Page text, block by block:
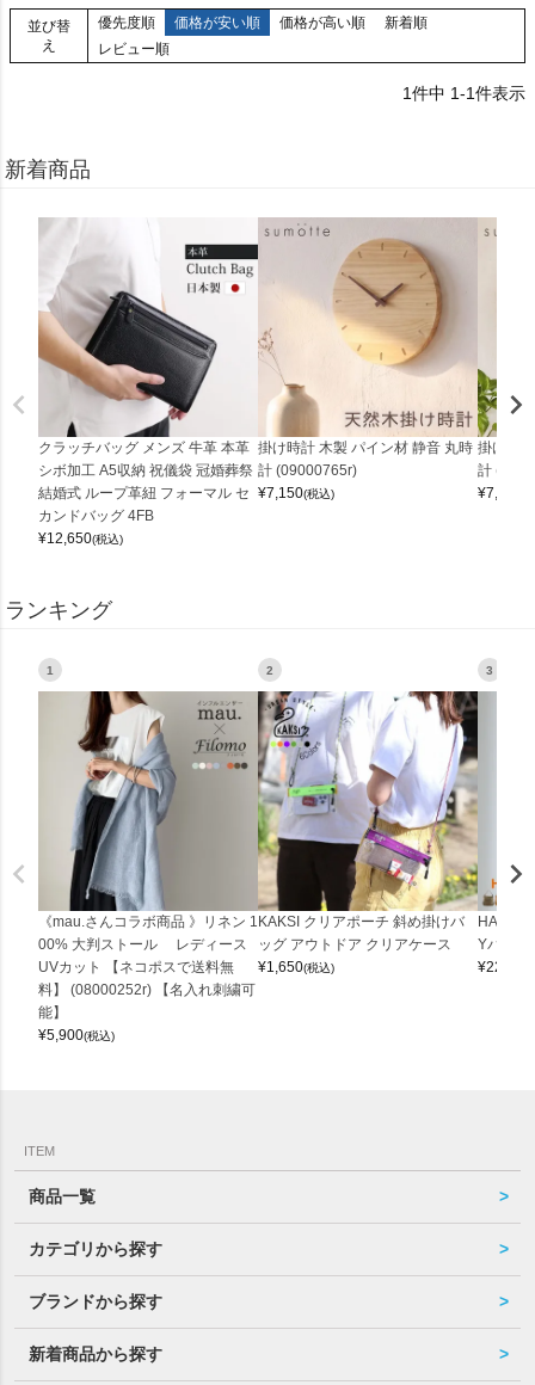
並び替
え
優先度順 価格が安い順 価格が高い順
新着順
レビュー順
1件中 1-1件表示
新着商品
クラッチバッグ メンズ 牛革 本革
シボ加工 A5収納 祝儀袋 冠婚葬祭
結婚式 ループ革紐 フォーマル セ
カンドバッグ 4FB
¥12,650(税込)
掛け時計 木製 パイン材 静音 丸時
計 (09000765r)
¥7,150(税込)
掛け時
計
¥7,150
ランキング
1
《mau.さんコラボ商品 》リネン 1
00% 大判ストール レディース
UVカット 【ネコポスで送料無
料】 (08000252r) 【名入れ刺繍可
能】
¥5,900(税込)
2
KAKSI クリアポーチ 斜め掛けバ
ッグ アウトドア クリアケース
¥1,650(税込)
3
Yバッグ
¥22,000
ITEM
商品一覧
カテゴリから探す
ブランドから探す
新着商品から探す